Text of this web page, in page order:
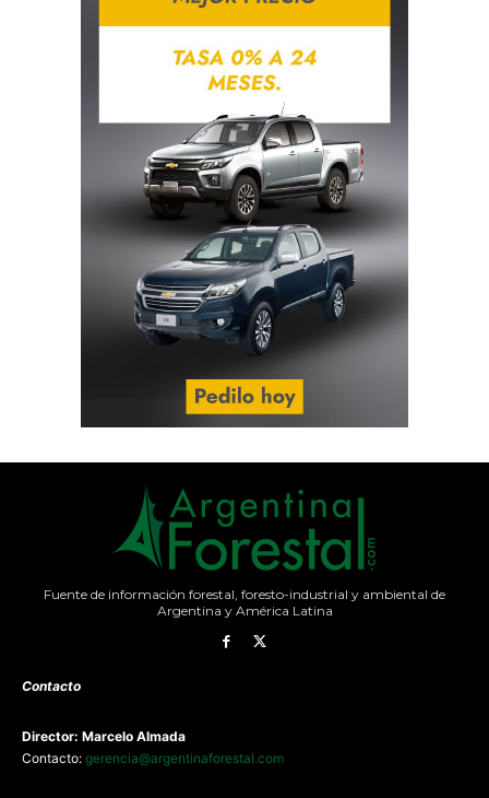
Fuente de información forestal, foresto-industrial y ambiental de
Argentina y América Latina
Contacto
Director: Marcelo Almada
Contacto: gerencia@argentinaforestal.com